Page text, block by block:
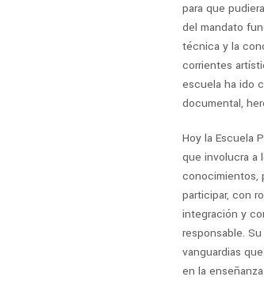
para que
del mandato
técnica y la
corrientes
escuela ha ido
documental,
Hoy la Escuela
que involucra a
conocimientos,
participar, con
integración y
responsable.
vanguardias
en la